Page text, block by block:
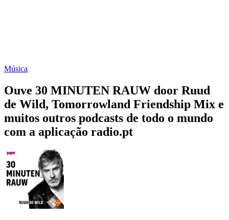
Música
Ouve 30 MINUTEN RAUW door Ruud
de Wild, Tomorrowland Friendship Mix e
muitos outros podcasts de todo o mundo
com a aplicação radio.pt